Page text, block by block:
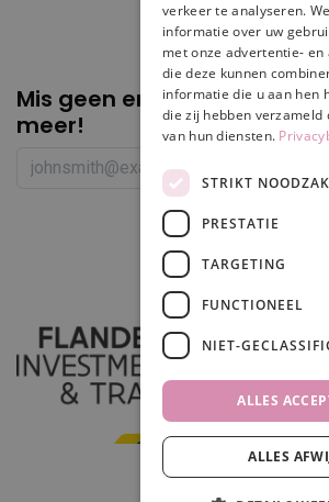
In
Mis geen enkelepromotie
meer!
verkeer te analyseren.
informatie over uw
met onze advertentie- en
die deze kunnen
informatie die u aan hen
die zij hebben verzameld
van hun diensten.
STRIKT
PRESTATIE
TARGETING
FUNCTIONEEL
NIET-
ALLES
ALLES